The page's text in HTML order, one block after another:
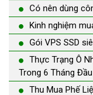
Có nên dùng
Kinh nghiệm
Gói VPS SSD
Thực Trạng Ô
Trong 6 Tháng
Thu Mua Phế